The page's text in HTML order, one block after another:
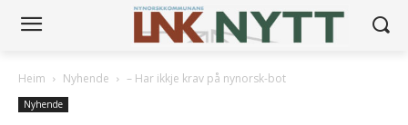
Heim Nyhende – Har ikkje krav på nynorsk-bot
Nyhende